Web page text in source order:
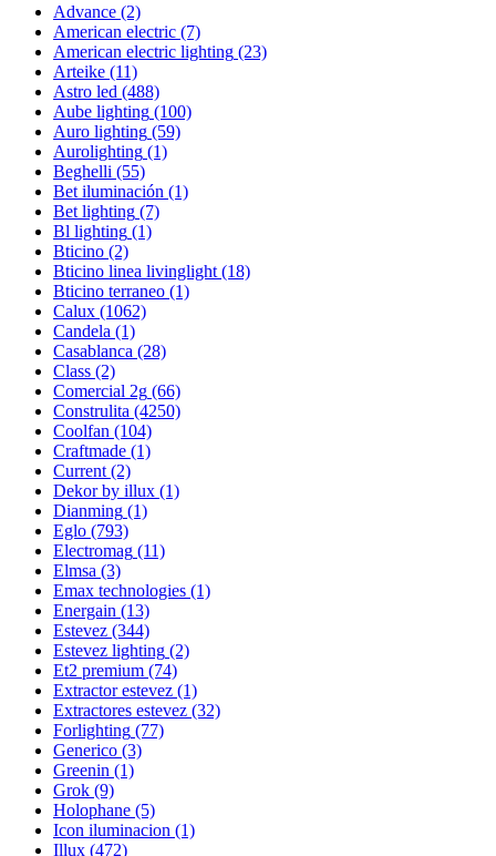
Advance (2)
American electric (7)
American electric lighting (23)
Arteike (11)
Astro led (488)
Aube lighting (100)
Auro lighting (59)
Aurolighting (1)
Beghelli (55)
Bet iluminación (1)
Bet lighting (7)
Bl lighting (1)
Bticino (2)
Bticino linea livinglight (18)
Bticino terraneo (1)
Calux (1062)
Candela (1)
Casablanca (28)
Class (2)
Comercial 2g (66)
Construlita (4250)
Coolfan (104)
Craftmade (1)
Current (2)
Dekor by illux (1)
Dianming (1)
Eglo (793)
Electromag (11)
Elmsa (3)
Emax technologies (1)
Energain (13)
Estevez (344)
Estevez lighting (2)
Et2 premium (74)
Extractor estevez (1)
Extractores estevez (32)
Forlighting (77)
Generico (3)
Greenin (1)
Grok (9)
Holophane (5)
Icon iluminacion (1)
Illux (472)